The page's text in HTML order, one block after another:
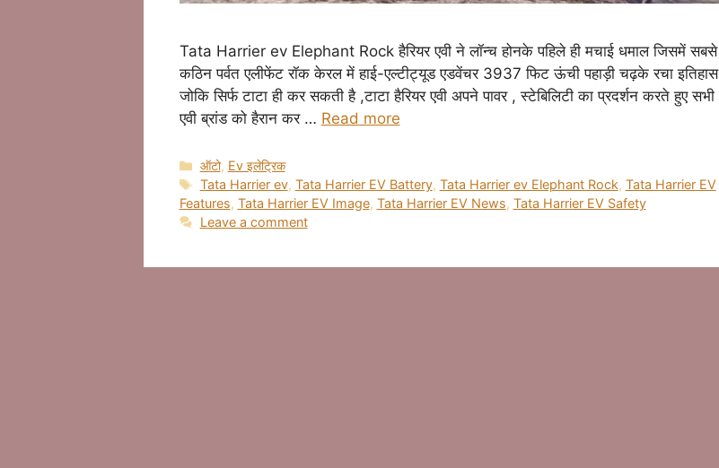
Tata Harrier ev Elephant Rock हैरियर एवी ने लॉन्च होनके पहिले ही मचाई धमाल जिसमें सबसे
कठिन पर्वत एलीफेंट रॉक केरल में हाई-एल्टीट्यूड एडवेंचर 3937 फिट ऊंची पहाड़ी चढ़के रचा इतिहास
जोकि सिर्फ टाटा ही कर सकती है ,टाटा हैरियर एवी अपने पावर , स्टेबिलिटी का प्रदर्शन करते हुए सभी
एवी ब्रांड को हैरान कर … Read more
Categories
ऑटो, Ev इलेट्रिक
Tags
Tata Harrier ev, Tata Harrier EV Battery, Tata Harrier ev Elephant Rock, Tata Harrier EV
Features, Tata Harrier EV Image, Tata Harrier EV News, Tata Harrier EV Safety
Leave a comment